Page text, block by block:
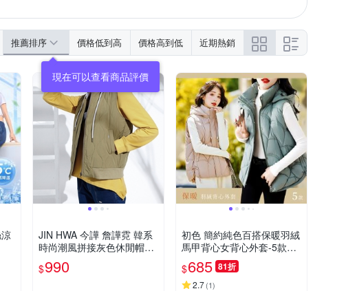
推薦排序 價格低到高 價格高到低 近期熱銷
JIN HWA 今譁 詹譁霓 韓系
時尚潮風拼接灰色休閒帽保
暖鋪棉背心T6671
$990
初色 簡約純色百搭保暖羽絨
馬甲背心女背心外套-5款任
選-16588(M-3XL可選)
$685 81折
2.7(1)